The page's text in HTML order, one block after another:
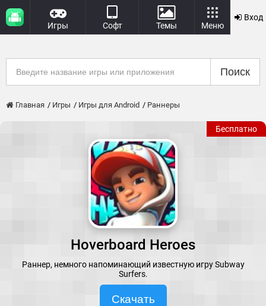
Игры Софт Темы Меню
Вход
Поиск
Главная Игры Игры для Android Раннеры
Бесплатно
Hoverboard Heroes
Раннер, немного напоминающий известную игру Subway
Surfers.
Скачать